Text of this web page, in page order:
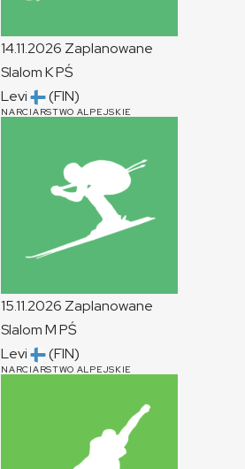
14.11.2026 Zaplanowane
SlalomKPŚ
Levi
(FIN)
NARCIARSTWO ALPEJSKIE
15.11.2026 Zaplanowane
SlalomM PŚ
Levi
(FIN)
NARCIARSTWO ALPEJSKIE